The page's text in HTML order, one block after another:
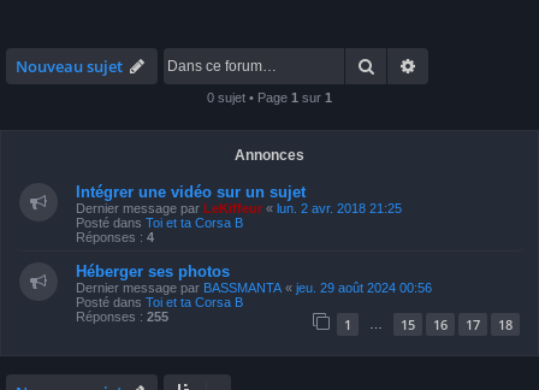
Nouveau sujet Rechercher
0 sujet • Page 1 sur 1
Annonces
Intégrer une vidéo sur un sujet
Dernier message par LeKiffeur « lun. 2 avr. 2018 21:25
Posté dans Toi et ta Corsa B
Réponses : 4
Héberger ses photos
Dernier message par BASSMANTA « jeu. 29 août 2024 00:56
Posté dans Toi et ta Corsa B
Réponses : 255 1 15 16 17 18